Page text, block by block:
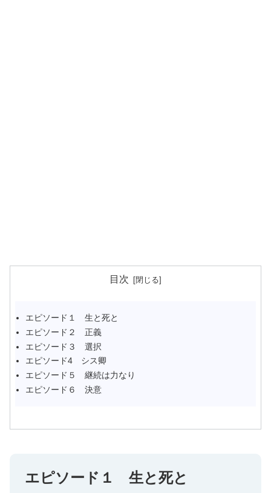
目次
エピソード１ 生と死と
エピソード２ 正義
エピソード３ 選択
エピソード4 シス卿
エピソード５ 継続は力なり
エピソード６ 決意
エピソード１ 生と死と